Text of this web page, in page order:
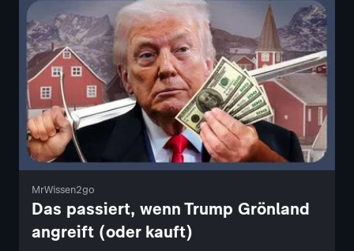
MrWissen2go
Das passiert, wenn Trump Grönland
angreift (oder kauft)